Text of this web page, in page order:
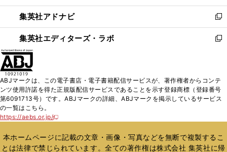
開
く
ウ
で
開
く
ン
ド
ウ
で
ウ
ィ
ン
ド
く
集英社アドナビ
新
し
い
ド
ウ
で
集英社エディターズ・ラボ
新
ィ
ン
ド
開
く
ABJマークは、この電子書店・電子書籍配信サービスが、著作権者からコンテ
ンツ使用許諾を得た正規版配信サービスであることを示す登録商標（登録番号
第6091713号）です。ABJマークの詳細、ABJマークを掲示しているサービス
の一覧はこちら。
https://aebs.or.jp/
新
い
ウ
本ホームページに記載の文章・画像・写真などを無断で複製するこ
とは法律で禁じられています。全ての著作権は株式会社 集英社に帰